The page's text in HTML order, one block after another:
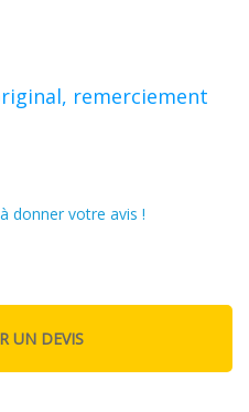
remerciement
donner votre avis !